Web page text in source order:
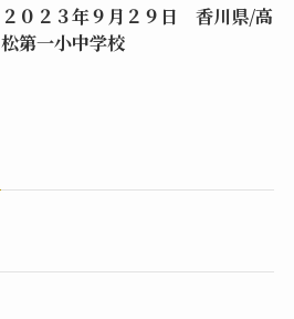
２０２３年９月２９日 香川県/高
松第一小中学校